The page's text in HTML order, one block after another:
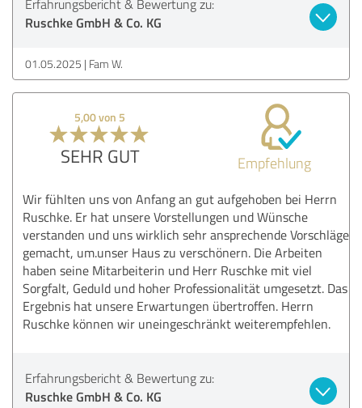
Erfahrungsbericht & Bewertung zu:
Ruschke GmbH & Co. KG
01.05.2025 Fam W.
5,00 von 5
SEHR GUT Empfehlung
Wir fühlten uns von Anfang an gut aufgehoben bei Herrn
Ruschke. Er hat unsere Vorstellungen und Wünsche
verstanden und uns wirklich sehr ansprechende Vorschläge
gemacht, um.unser Haus zu verschönern. Die Arbeiten
haben seine Mitarbeiterin und Herr Ruschke mit viel
Sorgfalt, Geduld und hoher Professionalität umgesetzt. Das
Ergebnis hat unsere Erwartungen übertroffen. Herrn
Ruschke können wir uneingeschränkt weiterempfehlen.
Erfahrungsbericht & Bewertung zu:
Ruschke GmbH & Co. KG